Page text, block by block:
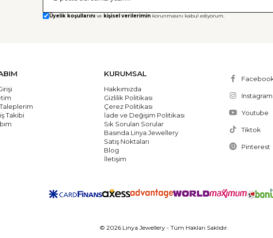
Üyelik koşullarını ve kişisel verilerimin korunmasını kabul ediyorum.
Takibi
KURUMSAL
Hakkımızda
Gizlilik Politikası
Çerez Politikası
İade ve Değişim Politikası
Sık Sorulan Sorular
Basında Linya Jewellery
Satış Noktaları
Blog
İletişim
Instagram
Youtube
Tiktok
Pinterest
© 2026 Linya Jewellery - Tüm Hakları Saklıdır.